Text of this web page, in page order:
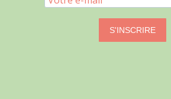
S'INSCRIRE